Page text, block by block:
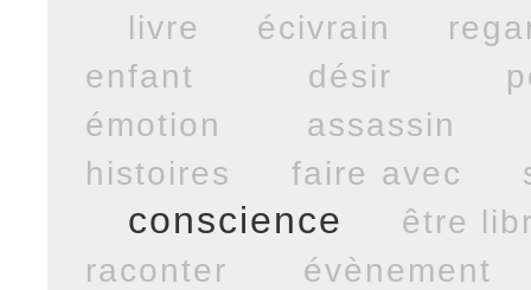
livre
écivrain
enfant
désir
émotion
assassin
histoires
faire avec
conscience
être
raconter
évènement